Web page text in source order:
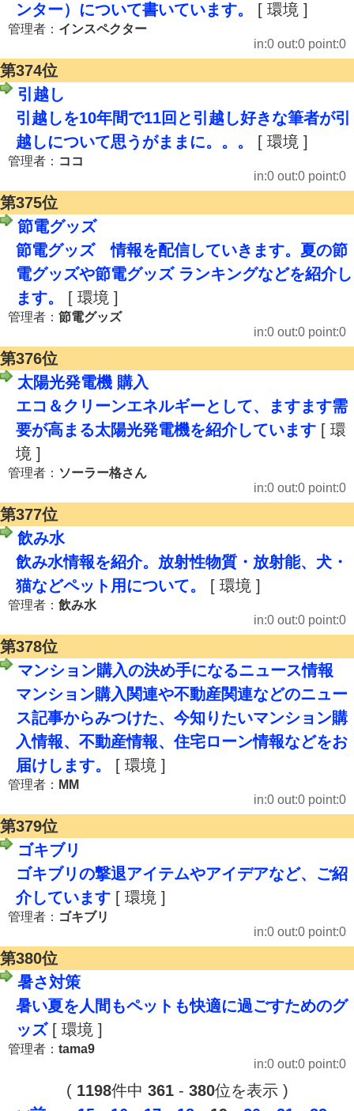
ンター）について書いています。
[ 環境 ]
管理者： インスペクター
in:0 out:0 point:0
第374位
引越し
引越しを10年間で11回と引越し好きな筆者が引
越しについて思うがままに。。。
[ 環境 ]
管理者： ココ
in:0 out:0 point:0
第375位
節電グッズ
節電グッズ 情報を配信していきます。夏の節
電グッズや節電グッズ ランキングなどを紹介し
ます。
[ 環境 ]
管理者： 節電グッズ
in:0 out:0 point:0
第376位
太陽光発電機 購入
エコ＆クリーンエネルギーとして、ますます需
要が高まる太陽光発電機を紹介しています [ 環
境 ]
管理者： ソーラー格さん
in:0 out:0 point:0
第377位
飲み水
飲み水情報を紹介。放射性物質・放射能、犬・
猫などペット用について。
[ 環境 ]
管理者： 飲み水
in:0 out:0 point:0
第378位
マンション購入の決め手になるニュース情報
マンション購入関連や不動産関連などのニュー
ス記事からみつけた、今知りたいマンション購
入情報、不動産情報、住宅ローン情報などをお
届けします。
[ 環境 ]
管理者： MM
in:0 out:0 point:0
第379位
ゴキブリ
ゴキブリの撃退アイテムやアイデアなど、ご紹
介しています [ 環境 ]
管理者： ゴキブリ
in:0 out:0 point:0
第380位
暑さ対策
暑い夏を人間もペットも快適に過ごすためのグ
ッズ[ 環境 ]
管理者： tama9
in:0 out:0 point:0
( 1198件中 361- 380位を表示 )